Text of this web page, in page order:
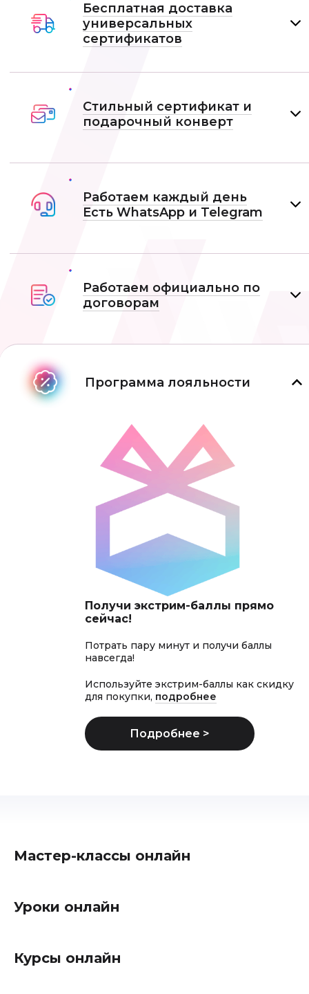
Бесплатная доставка
универсальных
сертификатов
Стильный сертификат и
подарочный конверт
Работаем каждый день
Есть WhatsApp и Telеgram
Работаем официально по
договорам
Программа лояльности
Получи экстрим-баллы прямо
сейчас!
Потрать пару минут и получи баллы
навсегда!
Используйте экстрим-баллы как скидку
для покупки, подробнее
Мастер-классы онлайн
Уроки онлайн
Курсы онлайн